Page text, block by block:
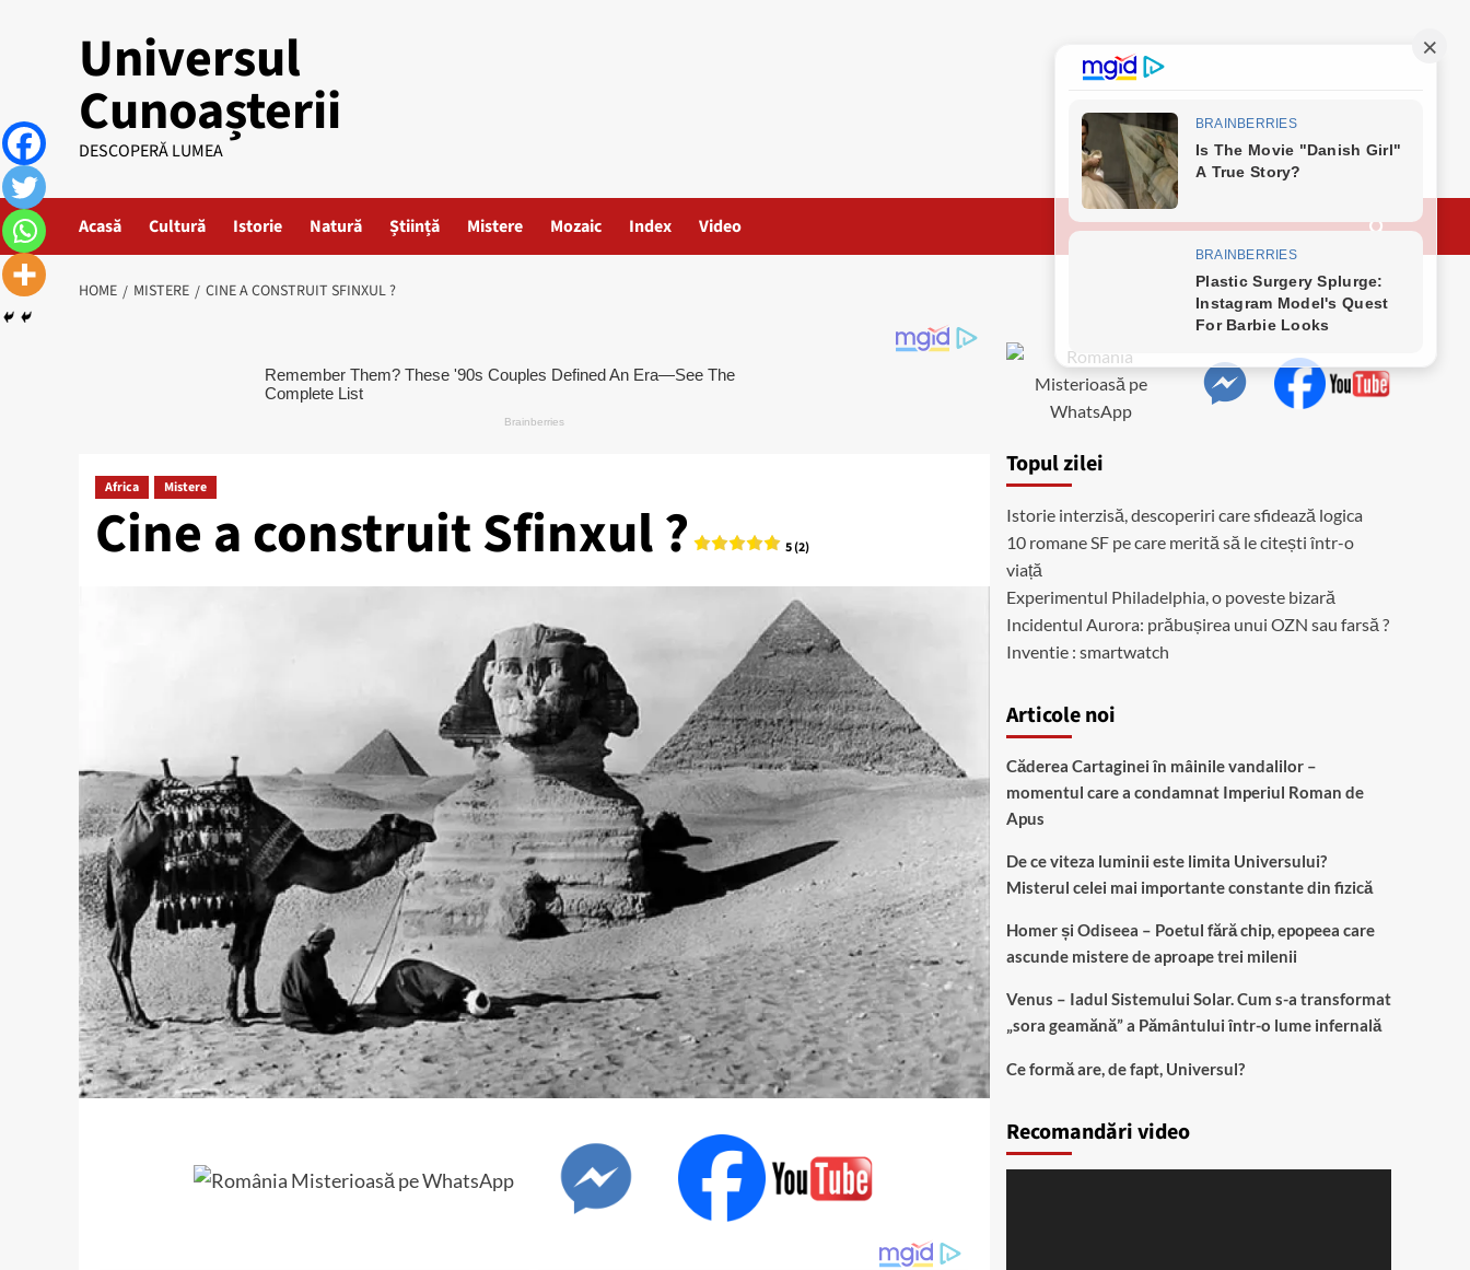
Universul
Cunoașterii
DESCOPERĂ LUMEA
Acasă Cultură Istorie Natură Știință Mistere Mozaic Index Video
HOME MISTERE CINE A CONSTRUIT SFINXUL ?
Africa Mistere
Cine a construit Sfinxul ? 5 (2)
Topul zilei
Istorie interzisă, descoperiri care sfidează logica
10 romane SF pe care merită să le citești într-o
viață
Experimentul Philadelphia, o poveste bizară
Incidentul Aurora: prăbușirea unui OZN sau farsă ?
Inventie : smartwatch
Articole noi
Căderea Cartaginei în mâinile vandalilor –
momentul care a condamnat Imperiul Roman de
Apus
De ce viteza luminii este limita Universului?
Misterul celei mai importante constante din fizică
Homer și Odiseea – Poetul fără chip, epopeea care
ascunde mistere de aproape trei milenii
Venus – Iadul Sistemului Solar. Cum s-a transformat
„sora geamănă” a Pământului într-o lume infernală
Ce formă are, de fapt, Universul?
Recomandări video